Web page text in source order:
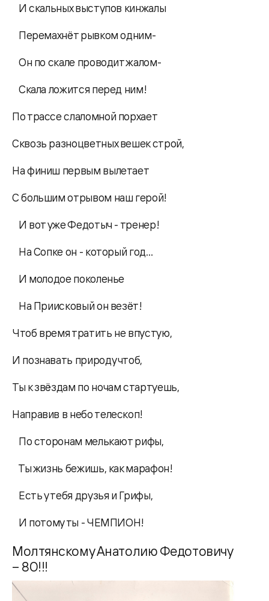
И скальных выступов кинжалы
Перемахнёт рывком одним-
Он по скале проводит жалом-
Скала ложится перед ним!
По трассе слаломной порхает
Сквозь разноцветных вешек строй,
На финиш первым вылетает
С большим отрывом наш герой!
И вот уже Федотыч - тренер!
На Сопке он - который год…
И молодое поколенье
На Приисковый он везёт!
Чтоб время тратить не впустую,
И познавать природу чтоб,
Ты к звёздам по ночам стартуешь,
Направив в небо телескоп!
По сторонам мелькают рифы,
Ты жизнь бежишь, как марафон!
Есть у тебя друзья и Грифы,
И потому ты - ЧЕМПИОН!
Молтянскому Анатолию Федотовичу
– 80!!!